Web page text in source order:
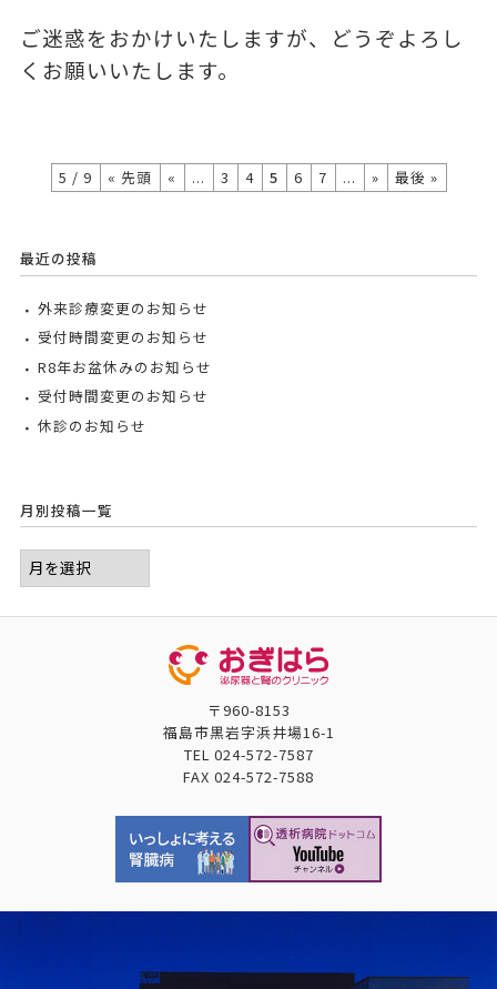
ご迷惑をおかけいたしますが、どうぞよろし
くお願いいたします。
5 / 9 « 先頭 « ... 3 4 5 6 7 ... » 最後 »
最近の投稿
外来診療変更のお知らせ
受付時間変更のお知らせ
R8年お盆休みのお知らせ
受付時間変更のお知らせ
休診のお知らせ
月別投稿一覧
〒960-8153
福島市黒岩字浜井場16-1
TEL 024-572-7587
FAX 024-572-7588